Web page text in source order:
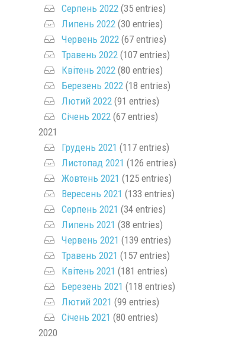
Серпень 2022(35 entries)
Липень 2022(30 entries)
Червень 2022(67 entries)
Травень 2022(107 entries)
Квітень 2022(80 entries)
Березень 2022(18 entries)
Лютий 2022(91 entries)
Січень 2022(67 entries)
2021
Грудень 2021 (117 entries)
Листопад 2021 (126 entries)
Жовтень 2021 (125 entries)
Вересень 2021 (133 entries)
Серпень 2021 (34 entries)
Липень 2021 (38 entries)
Червень 2021 (139 entries)
Травень 2021 (157 entries)
Квітень 2021 (181 entries)
Березень 2021 (118 entries)
Лютий 2021 (99 entries)
Січень 2021 (80 entries)
2020